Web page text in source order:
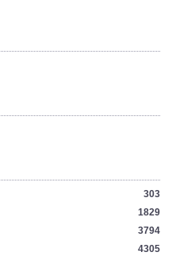
303
1829
3794
4305